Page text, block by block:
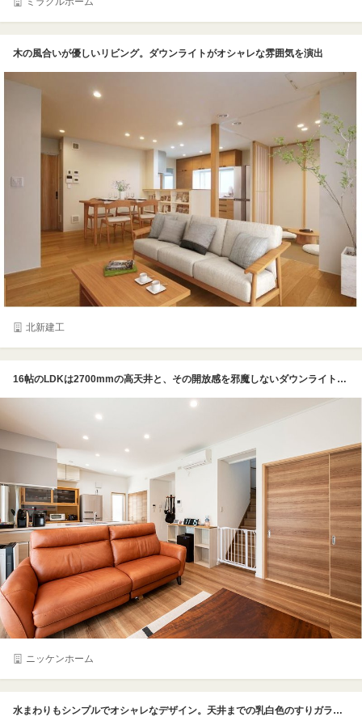
木の風合いが優しいリビング。ダウンライトがオシャレな雰囲気を演出
北新建工
16帖のLDKは2700mmの高天井と、その開放感を邪魔しないダウンライトにより、面積以上の広さを感じられる空間に。2階に熱が逃げやすいリビング階段でも、UA値0.48のZEH基準をクリアする同社の高断熱住宅なら、真冬も快適！オシャレなデザイン性だけでなく、性能にもこだわり、価格も手が届きやすく、ローコストのイメージが変わるお家となった。写真で分かりづらい性能は一宮にあるモデルハウスや定期的に開催している見学会で体感してみてほしい
ニッケンホーム
水まわりもシンプルでオシャレなデザイン。天井までの乳白色のすりガラスのFIX窓から、やさしく光が差し込む洗面コーナーは、洗面ボウルを片寄せにして二人並んで身支度できる洗面台を設置。ダウンライトとともに採用した、スムーズに眠りにつけるように配慮された柔らかな光の間接照明は、ヤマダホームズの担当者のおすすめ。人にやさしい細やかな工夫の数々が、毎日の快適をささえている